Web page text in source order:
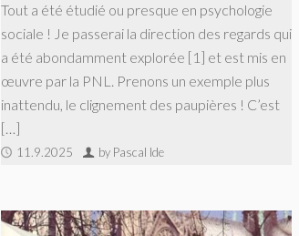
Tout a été étudié ou presque en psychologie
sociale ! Je passerai la direction des regards qui
a été abondamment explorée [1] et est mis en
œuvre par la PNL. Prenons un exemple plus
inattendu, le clignement des paupières ! C’est
[…]
11.9.2025 by Pascal Ide